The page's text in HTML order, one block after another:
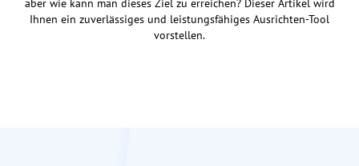
aber wie kann man dieses Ziel zu erreichen? Dieser Artikel wird
Ihnen ein zuverlässiges und leistungsfähiges Ausrichten-Tool
vorstellen.